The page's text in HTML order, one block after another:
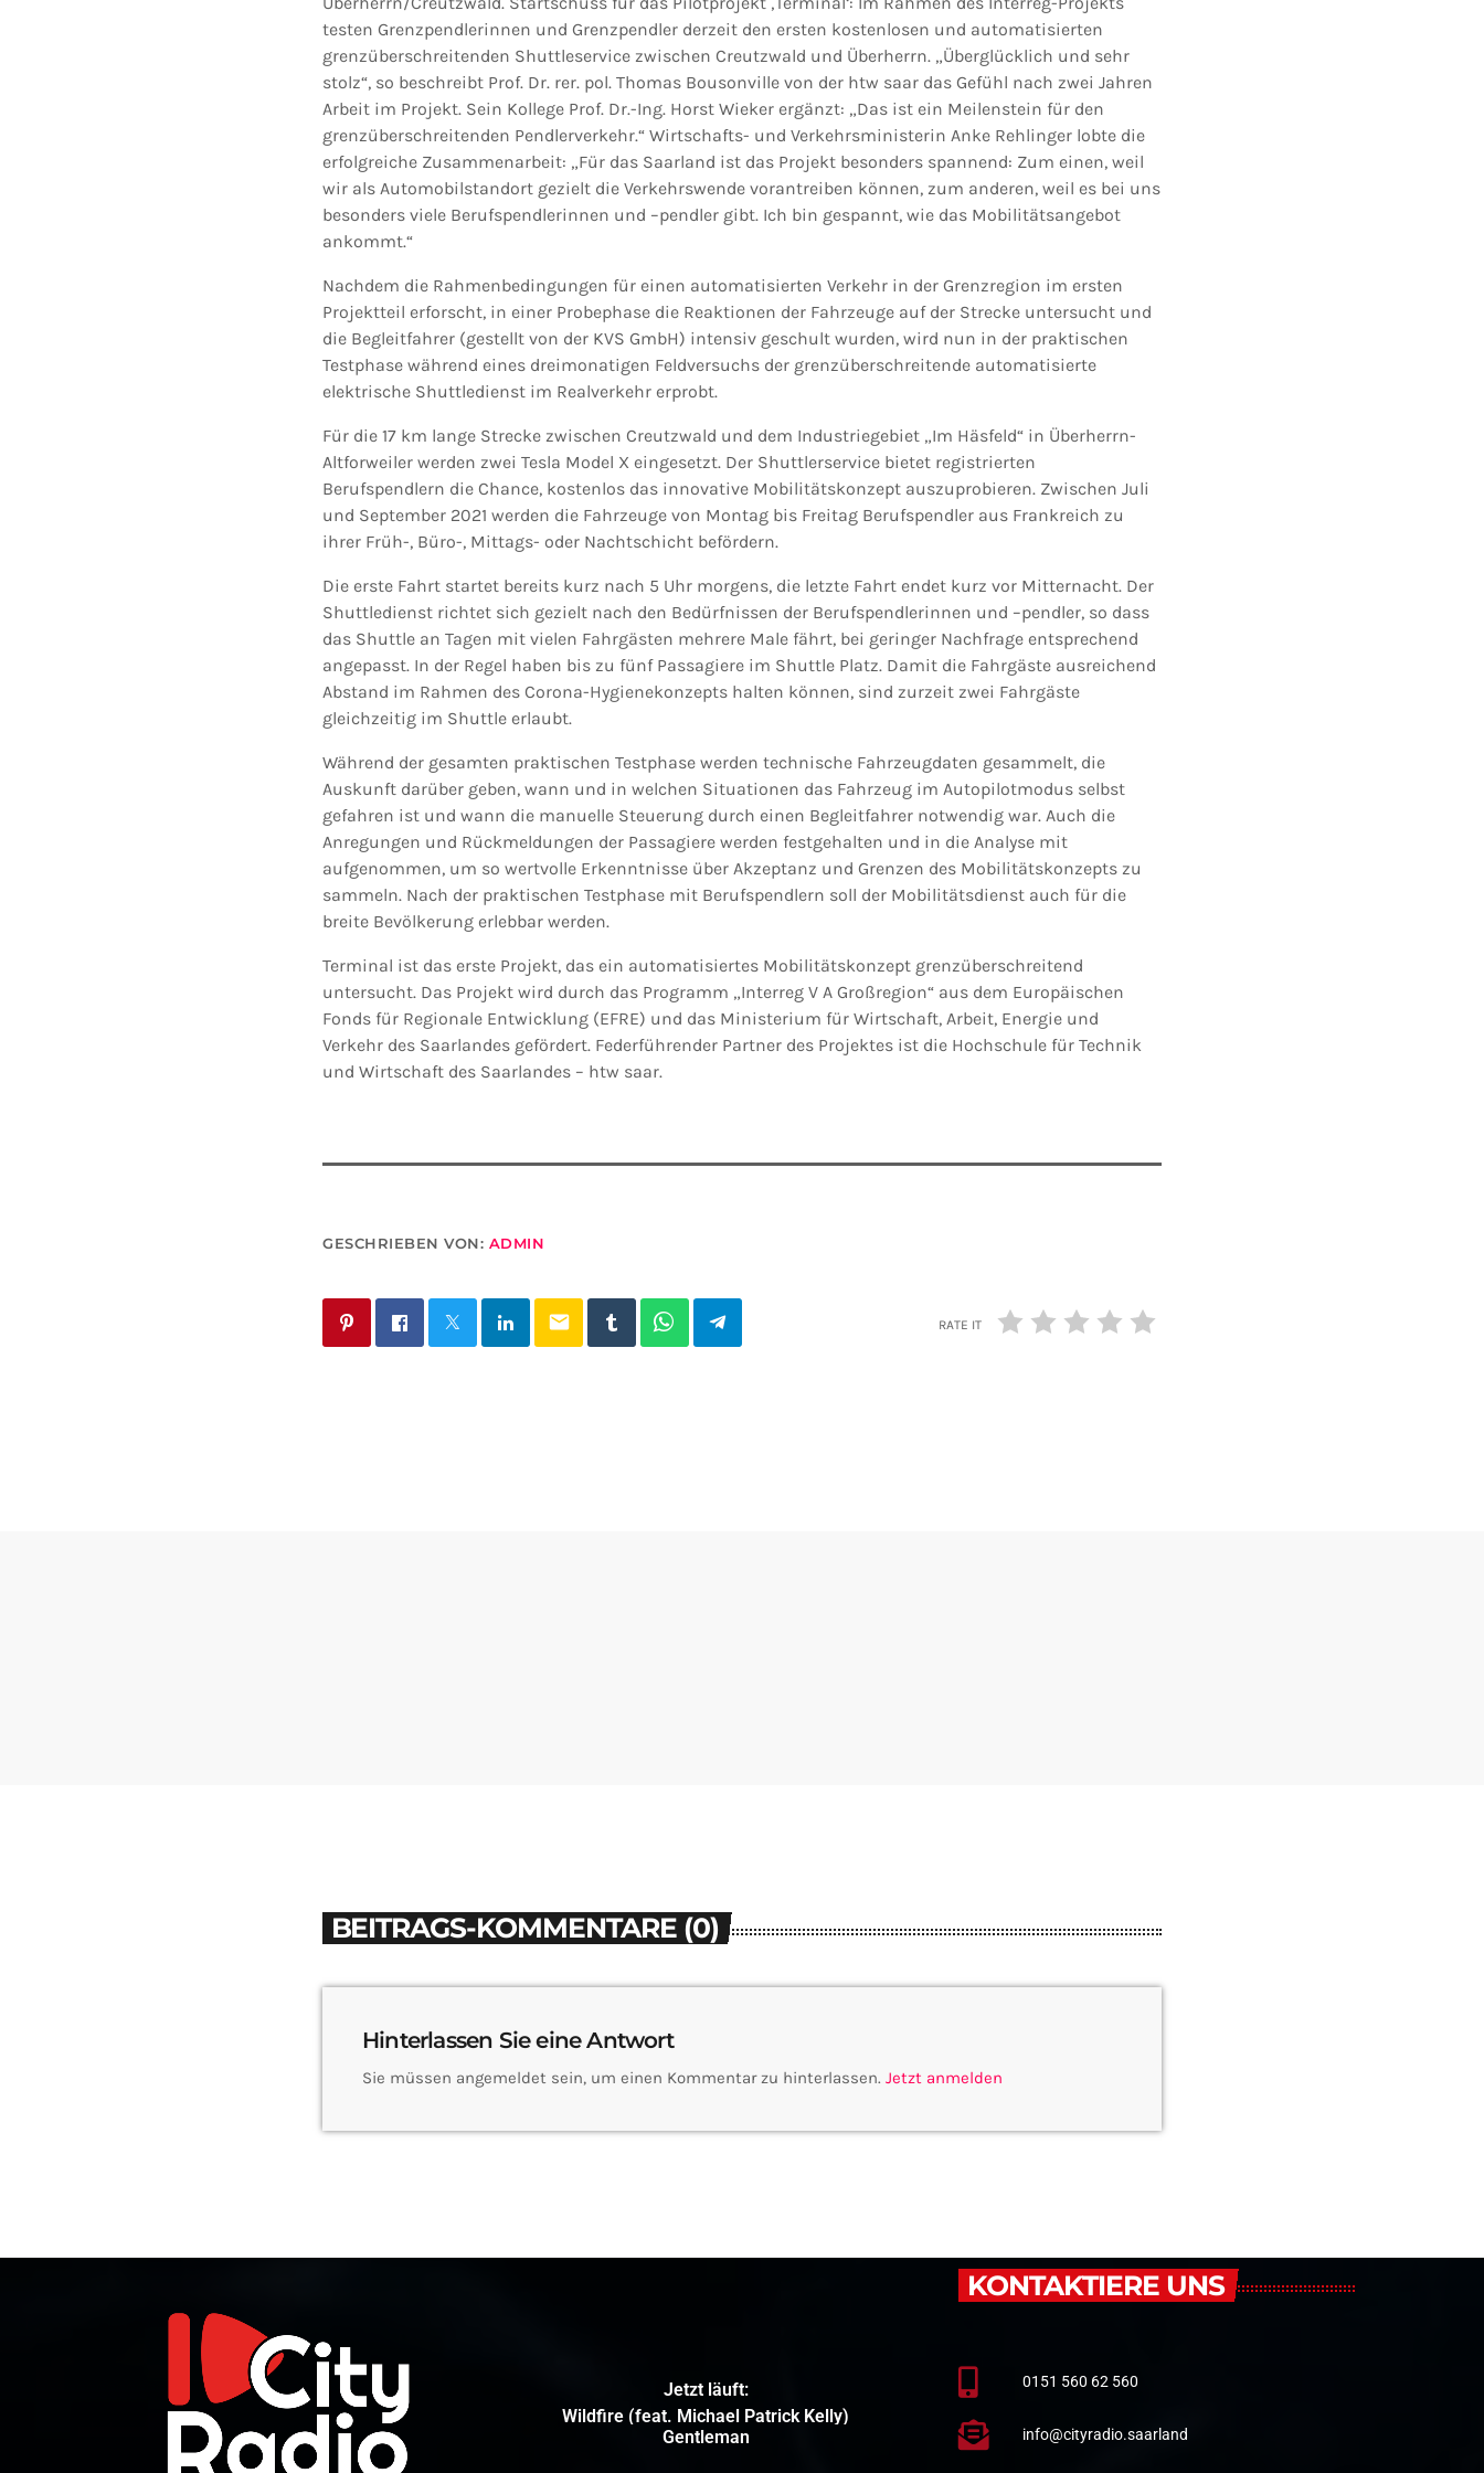
testen Grenzpendlerinnen und Grenzpendler derzeit den ersten kostenlosen und automatisierten
grenzüberschreitenden Shuttleservice zwischen Creutzwald und Überherrn. „Überglücklich und sehr
stolz“, so beschreibt Prof. Dr. rer. pol. Thomas Bousonville von der htw saar das Gefühl nach zwei Jahren
Arbeit im Projekt. Sein Kollege Prof. Dr.-Ing. Horst Wieker ergänzt: „Das ist ein Meilenstein für den
grenzüberschreitenden Pendlerverkehr.“ Wirtschafts- und Verkehrsministerin Anke Rehlinger lobte die
erfolgreiche Zusammenarbeit: „Für das Saarland ist das Projekt besonders spannend: Zum einen, weil
wir als Automobilstandort gezielt die Verkehrswende vorantreiben können, zum anderen, weil es bei uns
besonders viele Berufspendlerinnen und –pendler gibt. Ich bin gespannt, wie das Mobilitätsangebot
ankommt.“
Nachdem die Rahmenbedingungen für einen automatisierten Verkehr in der Grenzregion im ersten
Projektteil erforscht, in einer Probephase die Reaktionen der Fahrzeuge auf der Strecke untersucht und
die Begleitfahrer (gestellt von der KVS GmbH) intensiv geschult wurden, wird nun in der praktischen
Testphase während eines dreimonatigen Feldversuchs der grenzüberschreitende automatisierte
elektrische Shuttledienst im Realverkehr erprobt.
Für die 17 km lange Strecke zwischen Creutzwald und dem Industriegebiet „Im Häsfeld“ in Überherrn-
Altforweiler werden zwei Tesla Model X eingesetzt. Der Shuttlerservice bietet registrierten
Berufspendlern die Chance, kostenlos das innovative Mobilitätskonzept auszuprobieren. Zwischen Juli
und September 2021 werden die Fahrzeuge von Montag bis Freitag Berufspendler aus Frankreich zu
ihrer Früh-, Büro-, Mittags- oder Nachtschicht befördern.
Die erste Fahrt startet bereits kurz nach 5 Uhr morgens, die letzte Fahrt endet kurz vor Mitternacht. Der
Shuttledienst richtet sich gezielt nach den Bedürfnissen der Berufspendlerinnen und –pendler, so dass
das Shuttle an Tagen mit vielen Fahrgästen mehrere Male fährt, bei geringer Nachfrage entsprechend
angepasst. In der Regel haben bis zu fünf Passagiere im Shuttle Platz. Damit die Fahrgäste ausreichend
Abstand im Rahmen des Corona-Hygienekonzepts halten können, sind zurzeit zwei Fahrgäste
gleichzeitig im Shuttle erlaubt.
Während der gesamten praktischen Testphase werden technische Fahrzeugdaten gesammelt, die
Auskunft darüber geben, wann und in welchen Situationen das Fahrzeug im Autopilotmodus selbst
gefahren ist und wann die manuelle Steuerung durch einen Begleitfahrer notwendig war. Auch die
Anregungen und Rückmeldungen der Passagiere werden festgehalten und in die Analyse mit
aufgenommen, um so wertvolle Erkenntnisse über Akzeptanz und Grenzen des Mobilitätskonzepts zu
sammeln. Nach der praktischen Testphase mit Berufspendlern soll der Mobilitätsdienst auch für die
breite Bevölkerung erlebbar werden.
Terminal ist das erste Projekt, das ein automatisiertes Mobilitätskonzept grenzüberschreitend
untersucht. Das Projekt wird durch das Programm „Interreg V A Großregion“ aus dem Europäischen
Fonds für Regionale Entwicklung (EFRE) und das Ministerium für Wirtschaft, Arbeit, Energie und
Verkehr des Saarlandes gefördert. Federführender Partner des Projektes ist die Hochschule für Technik
und Wirtschaft des Saarlandes – htw saar.
GESCHRIEBEN VON: ADMIN
email RATE IT
BEITRAGS-KOMMENTARE (0)
Hinterlassen Sie eine Antwort
Sie müssen angemeldet sein, um einen Kommentar zu hinterlassen. Jetzt anmelden
Jetzt läuft:
Wildfire (feat. Michael Patrick Kelly)
Gentleman
KONTAKTIERE UNS
0151 560 62 560
info@cityradio.saarland